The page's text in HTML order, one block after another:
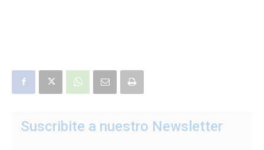
Suscribite a nuestro Newsletter